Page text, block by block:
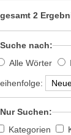
2
Suche nach:
Alle Wörter
Nur Suchen:
Kategorien